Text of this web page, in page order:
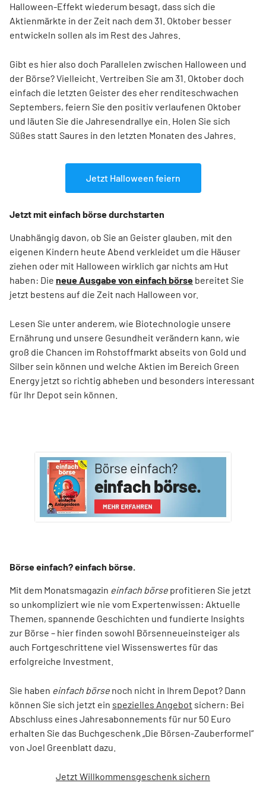
Halloween-Effekt wiederum besagt, dass sich die
Aktienmärkte in der Zeit nach dem 31. Oktober besser
entwickeln sollen als im Rest des Jahres.
Gibt es hier also doch Parallelen zwischen Halloween und
der Börse? Vielleicht. Vertreiben Sie am 31. Oktober doch
einfach die letzten Geister des eher renditeschwachen
Septembers, feiern Sie den positiv verlaufenen Oktober
und läuten Sie die Jahresendrallye ein. Holen Sie sich
Süßes statt Saures in den letzten Monaten des Jahres.
Jetzt Halloween feiern
Jetzt mit einfach börse durchstarten
Unabhängig davon, ob Sie an Geister glauben, mit den
eigenen Kindern heute Abend verkleidet um die Häuser
ziehen oder mit Halloween wirklich gar nichts am Hut
haben: Die neue Ausgabe von einfach börse bereitet Sie
jetzt bestens auf die Zeit nach Halloween vor.
Lesen Sie unter anderem, wie Biotechnologie unsere
Ernährung und unsere Gesundheit verändern kann, wie
groß die Chancen im Rohstoffmarkt abseits von Gold und
Silber sein können und welche Aktien im Bereich Green
Energy jetzt so richtig abheben und besonders interessant
für Ihr Depot sein können.
Börse einfach? einfach börse.
Mit dem Monatsmagazin einfach börse profitieren Sie jetzt
so unkompliziert wie nie vom Expertenwissen: Aktuelle
Themen, spannende Geschichten und fundierte Insights
zur Börse – hier finden sowohl Börsenneueinsteiger als
auch Fortgeschrittene viel Wissenswertes für das
erfolgreiche Investment.
Sie haben einfach börse noch nicht in Ihrem Depot? Dann
können Sie sich jetzt ein spezielles Angebot sichern: Bei
Abschluss eines Jahresabonnements für nur 50 Euro
erhalten Sie das Buchgeschenk „Die Börsen-Zauberformel“
von Joel Greenblatt dazu.
Jetzt Willkommensgeschenk sichern